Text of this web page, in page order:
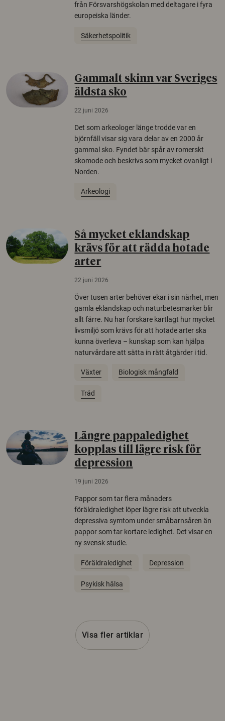
från Försvarshögskolan med deltagare i fyra
europeiska länder.
Säkerhetspolitik
Gammalt skinn var Sveriges
äldsta sko
22 juni 2026
Det som arkeologer länge trodde var en
björnfäll visar sig vara delar av en 2000 år
gammal sko. Fyndet bär spår av romerskt
skomode och beskrivs som mycket ovanligt i
Norden.
Arkeologi
Så mycket eklandskap
krävs för att rädda hotade
arter
22 juni 2026
Över tusen arter behöver ekar i sin närhet, men
gamla eklandskap och naturbetesmarker blir
allt färre. Nu har forskare kartlagt hur mycket
livsmiljö som krävs för att hotade arter ska
kunna överleva – kunskap som kan hjälpa
naturvårdare att sätta in rätt åtgärder i tid.
Växter Biologisk mångfald
Träd
Längre pappaledighet
kopplas till lägre risk för
depression
19 juni 2026
Pappor som tar flera månaders
föräldraledighet löper lägre risk att utveckla
depressiva symtom under småbarnsåren än
pappor som tar kortare ledighet. Det visar en
ny svensk studie.
Föräldraledighet Depression
Psykisk hälsa
Visa fler artiklar